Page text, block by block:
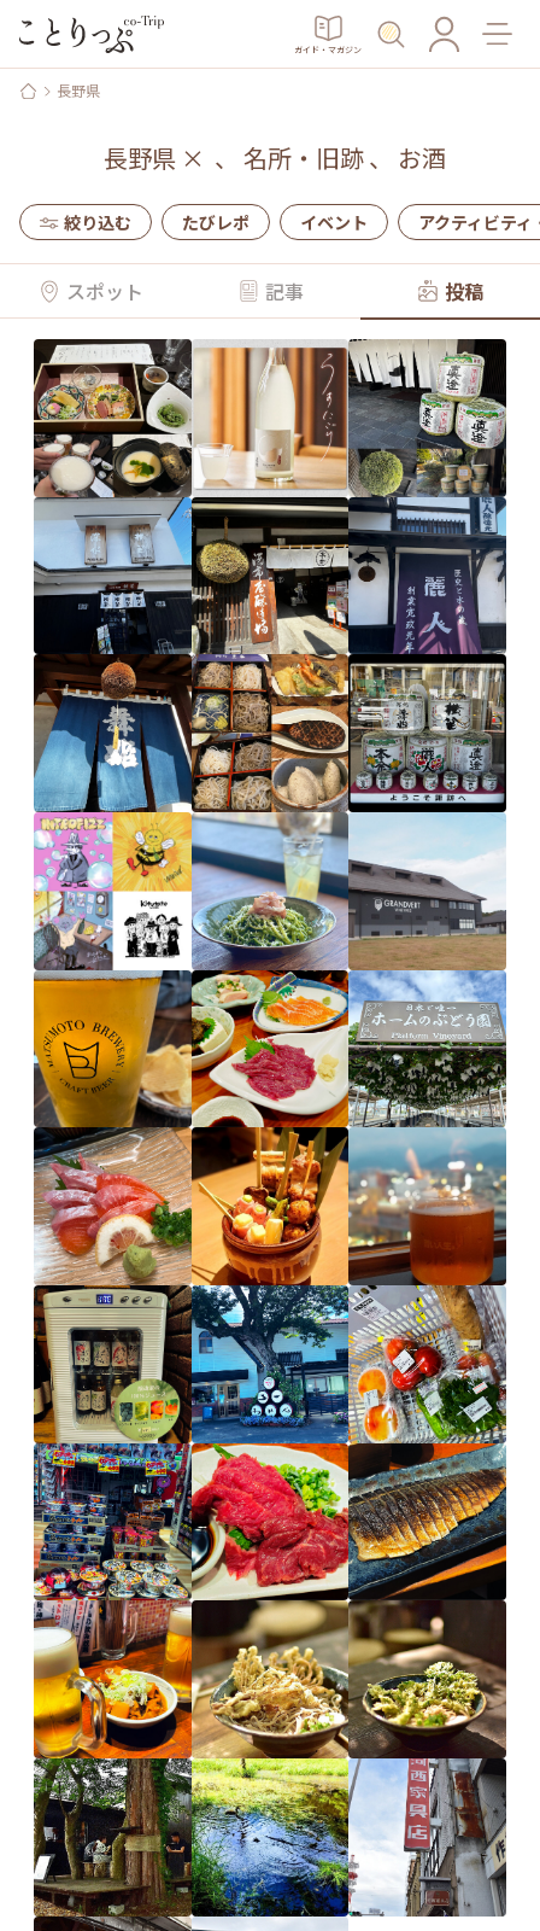
ガイド・マガジン
長野県
長野県 × 、 名所・旧跡、 お酒
絞り込む たびレポ イベント アクティビティ
スポット 記事 投稿